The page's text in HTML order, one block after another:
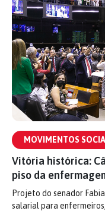
MOVIMENTOS
Vitória histórica:
piso da
Projeto do senador
salarial para